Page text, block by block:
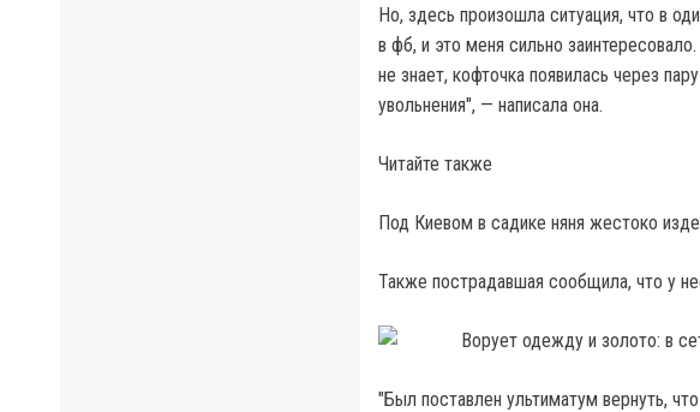
Но, здесь произошла ситуация, что в
в фб, и это меня сильно
не знает, кофточка появилась через
увольнения", — написала она.
Читайте также
Под Киевом в садике няня жестоко
Также пострадавшая сообщила, что у
"Был поставлен ультиматум вернуть,